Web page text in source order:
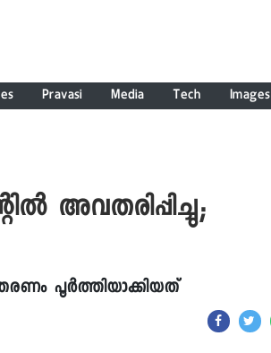
Pravasi Media Tech Images
അവതരിപ്പിച്ചു;
പൂർത്തിയാക്കിയത്